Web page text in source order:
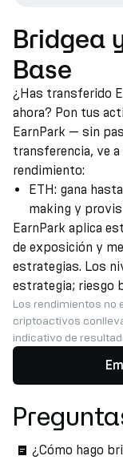
Bridgea
Base
¿Has transferido
ahora? Pon tus
EarnPark — sin
transferencia, ve
rendimiento:
ETH: gana
making y
EarnPark aplica
de exposición y
estrategias. Los
estrategia; riesgo
Los rendimientos no
criptoactivos
indicativo de
¿Cómo hago